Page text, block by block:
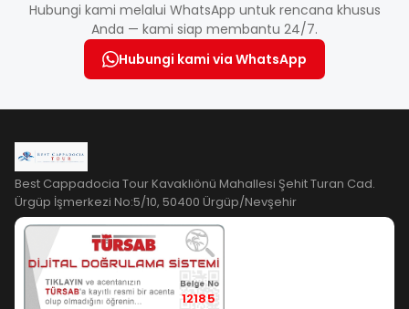
Hubungi kami melalui WhatsApp untuk rencana khusus
Anda — kami siap membantu 24/7.
Hubungi kami via WhatsApp
Best Cappadocia Tour Kavaklıönü Mahallesi Şehit Turan Cad.
Ürgüp İşmerkezi No:5/10, 50400 Ürgüp/Nevşehir
12185